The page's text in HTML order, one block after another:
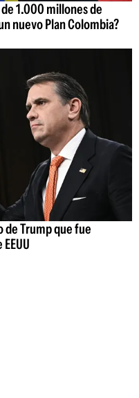
1.000 millones de
nuevo Plan Colombia?
de Trump que fue